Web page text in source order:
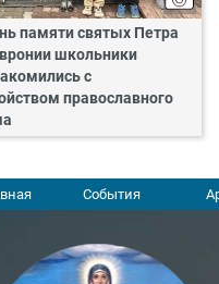
памяти святых Петра
школьники
с
православного
События